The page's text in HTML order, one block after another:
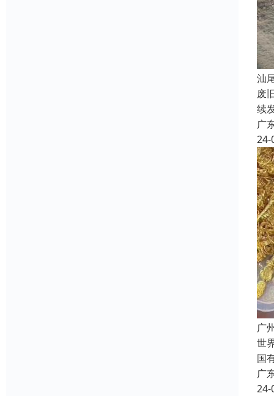
汕
废
续
广
24-
广
世
国
广
24-